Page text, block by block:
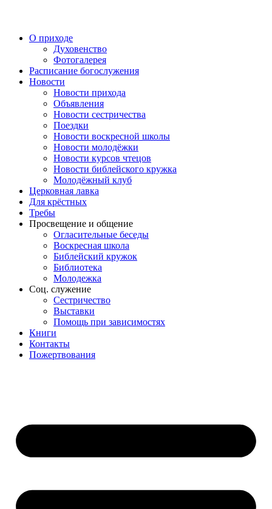
О приходе
Духовенство
Фотогалерея
Расписание богослужения
Новости
Новости прихода
Объявления
Новости сестричества
Поездки
Новости воскресной школы
Новости молодёжки
Новости курсов чтецов
Новости библейского кружка
Молодёжный клуб
Церковная лавка
Для крёстных
Требы
Просвещение и общение
Огласительные беседы
Воскресная школа
Библейский кружок
Библиотека
Молодежка
Соц. служение
Сестричество
Выставки
Помощь при зависимостях
Книги
Контакты
Пожертвования